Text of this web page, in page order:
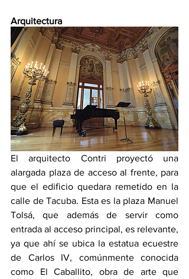
Arquitectura
El arquitecto Contri proyectó una
alargada plaza de acceso al frente, para
que el edificio quedara remetido en la
calle de Tacuba. Esta es la plaza Manuel
Tolsá, que además de servir como
entrada al acceso principal, es relevante,
ya que ahí se ubica la estatua ecuestre
de Carlos IV, comúnmente conocida
como El Caballito, obra de arte que